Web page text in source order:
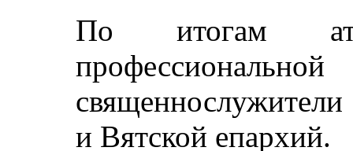
По итогам
и Вятской епархий.